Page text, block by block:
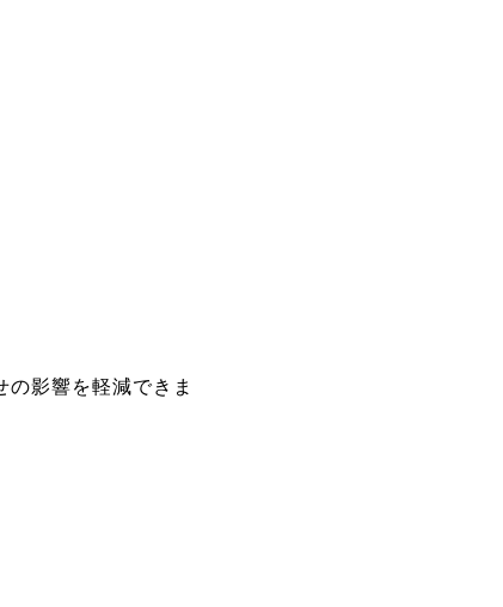
影響を軽減できま